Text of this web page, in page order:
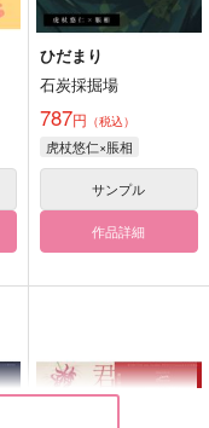
ひだまり
石炭採掘場
787円 （税込）
虎杖悠仁×脹相
サンプル
作品詳細